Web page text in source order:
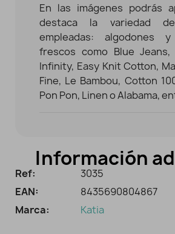
En las imágenes podrás
destaca la variedad
empleadas: algodones
frescos como Blue Jeans,
Infinity, Easy Knit Cotton,
Fine, Le Bambou, Cotton
Pon Pon, Linen o Alabama,
Información
Ref:
3035
EAN:
8435690804867
Marca:
Katia